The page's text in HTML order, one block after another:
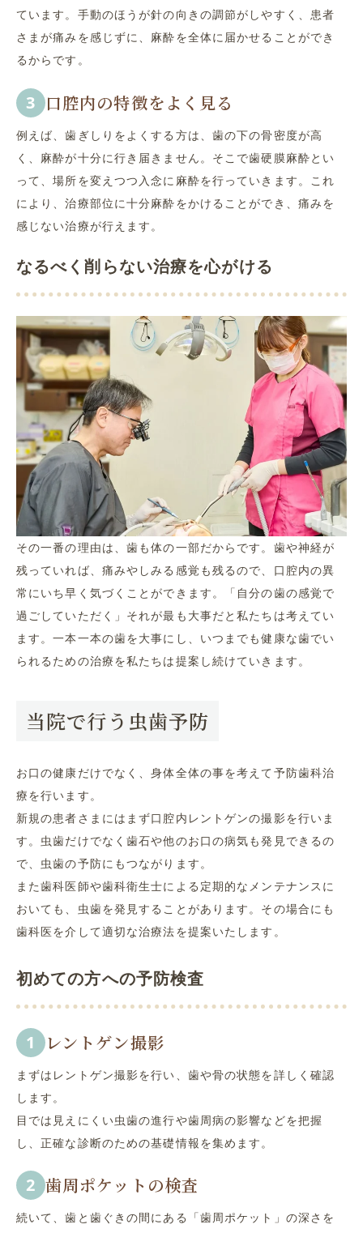
ています。手動のほうが針の向きの調節がしやすく、患者
さまが痛みを感じずに、麻酔を全体に届かせることができ
るからです。
口腔内の特徴をよく見る
例えば、歯ぎしりをよくする方は、歯の下の骨密度が高
く、麻酔が十分に行き届きません。そこで歯硬膜麻酔とい
って、場所を変えつつ入念に麻酔を行っていきます。これ
により、治療部位に十分麻酔をかけることができ、痛みを
感じない治療が行えます。
なるべく削らない治療を心がける
その一番の理由は、歯も体の一部だからです。歯や神経が
残っていれば、痛みやしみる感覚も残るので、口腔内の異
常にいち早く気づくことができます。「自分の歯の感覚で
過ごしていただく」それが最も大事だと私たちは考えてい
ます。一本一本の歯を大事にし、いつまでも健康な歯でい
られるための治療を私たちは提案し続けていきます。
当院で行う虫歯予防
お口の健康だけでなく、身体全体の事を考えて予防歯科治
療を行います。
新規の患者さまにはまず口腔内レントゲンの撮影を行いま
す。虫歯だけでなく歯石や他のお口の病気も発見できるの
で、虫歯の予防にもつながります。
また歯科医師や歯科衛生士による定期的なメンテナンスに
おいても、虫歯を発見することがあります。その場合にも
歯科医を介して適切な治療法を提案いたします。
初めての方への予防検査
レントゲン撮影
まずはレントゲン撮影を行い、歯や骨の状態を詳しく確認
します。
目では見えにくい虫歯の進行や歯周病の影響などを把握
し、正確な診断のための基礎情報を集めます。
歯周ポケットの検査
続いて、歯と歯ぐきの間にある「歯周ポケット」の深さを